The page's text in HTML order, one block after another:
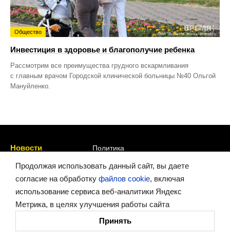
Общество
Инвестиция в здоровье и благополучие ребенка
Рассмотрим все преимущества грудного вскармливания
с главным врачом Городской клинической больницы №40 Ольгой
Мануйленко.
Новости
Статьи
Интервью
Фото
Темы
Политика
Экономика
Общество
Спорт
Культура
Губерния
Продолжая использовать данный сайт, вы даете
согласие на обработку файлов cookie, включая
использование сервиса веб-аналитики Яндекс
Метрика, в целях улучшения работы сайта
Принять